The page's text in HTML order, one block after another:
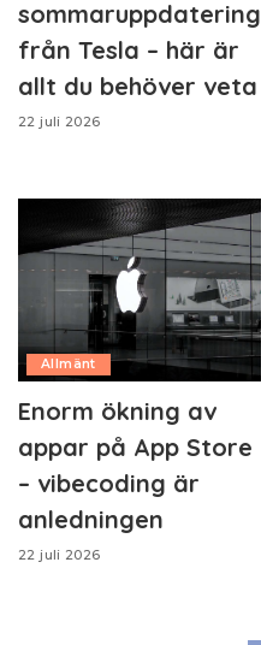
sommaruppdatering
från Tesla – här är
allt du behöver veta
22 juli 2026
Allmänt
Enorm ökning av
appar på App Store
– vibecoding är
anledningen
22 juli 2026